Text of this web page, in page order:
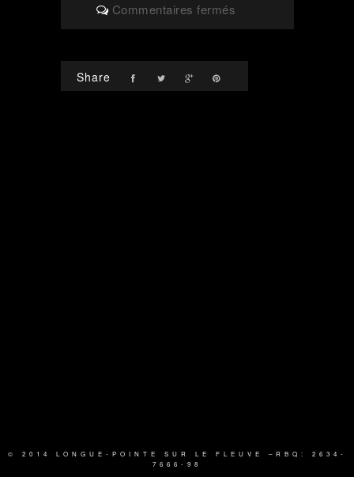
Commentaires fermés
101-
Share
© 2014 LONGUE-POINTE SUR LE FLEUVE –RBQ: 2634-
7666-98